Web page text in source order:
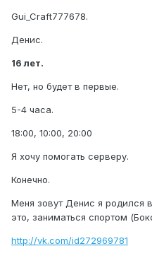
Gui_Craft777678.
Денис.
16 лет.
Нет, но будет в первые.
5-4 часа.
18:00, 10:00, 20:00
Я хочу помогать серверу.
Конечно.
Меня зовут Денис я родился
это, заниматься спортом
http://vk.com/id272969781